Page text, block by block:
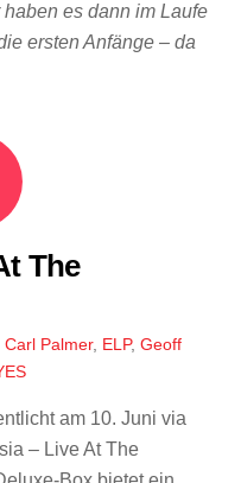
es dann im Laufe
ersten Anfänge – da
The
Carl Palmer, ELP, Geoff
am 10. Juni via
– Live At The